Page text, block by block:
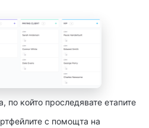
по който проследявате етапите
с помощта на